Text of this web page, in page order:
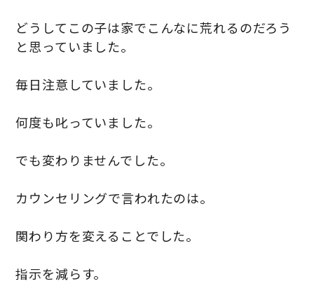
どうしてこの子は家でこんなに荒れるのだろう
と思っていました。
毎日注意していました。
何度も叱っていました。
でも変わりませんでした。
カウンセリングで言われたのは。
関わり方を変えることでした。
指示を減らす。